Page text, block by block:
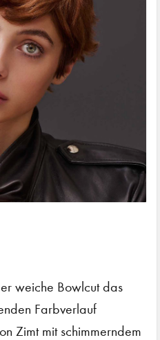
weiche Bowlcut das
Farbverlauf
Zimt mit schimmerndem